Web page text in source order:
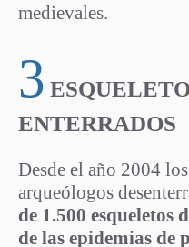
medievales.
3
ENTERRADOS
Desde el año 2004 los
arqueólogos
de 1.500 esqueletos
de las epidemias de